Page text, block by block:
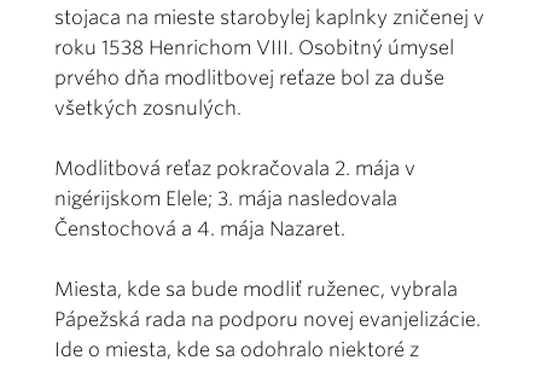
stojaca na mieste starobylej kaplnky zničenej v
roku 1538 Henrichom VIII. Osobitný úmysel
prvého dňa modlitbovej reťaze bol za duše
všetkých zosnulých.
Modlitbová reťaz pokračovala 2. mája v
nigérijskom Elele; 3. mája nasledovala
Čenstochová a 4. mája Nazaret.
Miesta, kde sa bude modliť ruženec, vybrala
Pápežská rada na podporu novej evanjelizácie.
Ide o miesta, kde sa odohralo niektoré z